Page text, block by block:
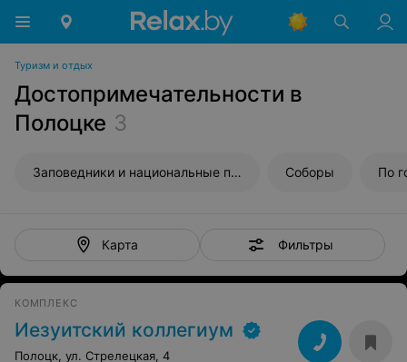
Туризм и отдых
Достопримечательности в
Полоцке 3
Заповедники и национальные парки Соборы По
Карта Фильтры
КОМПЛЕКС
Иезуитский коллегиум
Полоцк, ул. Стрелецкая, 4